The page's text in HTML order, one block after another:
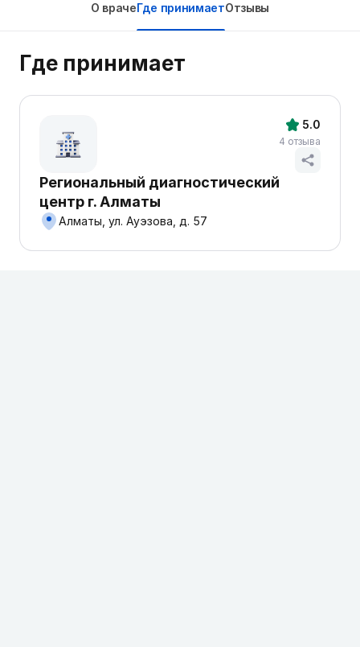
О врачеГде принимаетОтзывы
Где принимает
Региональный диагностический
центр г. Алматы
Алматы, ул. Ауэзова, д. 57
5.0
4 отзыва